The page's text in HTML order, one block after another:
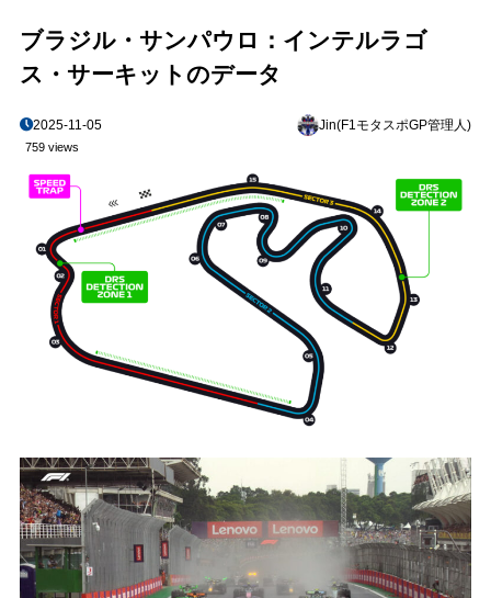
ブラジル・サンパウロ：インテルラゴ
ス・サーキットのデータ
2025-11-05 Jin(F1モタスポGP管理人)
759 views